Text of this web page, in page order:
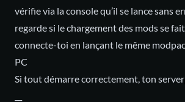
vérifie via la console qu’il se lance sans
regarde si le chargement des mods se
connecte-toi en lançant le même
PC
Si tout démarre correctement, ton